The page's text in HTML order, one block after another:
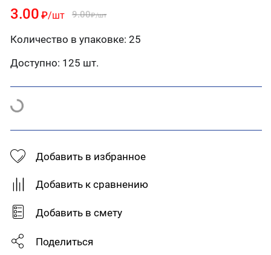
3.00 ₽/шт 9.00₽/шт
Количество в упаковке: 25
Доступно: 125 шт.
Добавить в избранное
Добавить к сравнению
Добавить в смету
Поделиться